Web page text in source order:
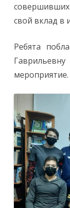
свой вклад в
Ребята
мероприятие.